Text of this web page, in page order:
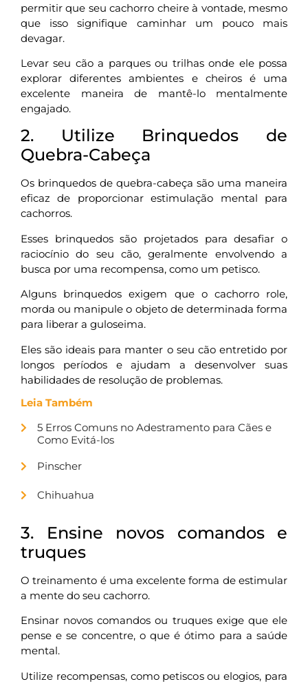
permitir que seu cachorro cheire à vontade, mesmo
que isso signifique caminhar um pouco mais
devagar.
Levar seu cão a parques ou trilhas onde ele possa
explorar diferentes ambientes e cheiros é uma
excelente maneira de mantê-lo mentalmente
engajado.
2. Utilize Brinquedos de
Quebra-Cabeça
Os brinquedos de quebra-cabeça são uma maneira
eficaz de proporcionar estimulação mental para
cachorros.
Esses brinquedos são projetados para desafiar o
raciocínio do seu cão, geralmente envolvendo a
busca por uma recompensa, como um petisco.
Alguns brinquedos exigem que o cachorro role,
morda ou manipule o objeto de determinada forma
para liberar a guloseima.
Eles são ideais para manter o seu cão entretido por
longos períodos e ajudam a desenvolver suas
habilidades de resolução de problemas.
Leia Também
5 Erros Comuns no Adestramento para Cães e
Como Evitá-los
Pinscher
Chihuahua
3. Ensine novos comandos e
truques
O treinamento é uma excelente forma de estimular
a mente do seu cachorro.
Ensinar novos comandos ou truques exige que ele
pense e se concentre, o que é ótimo para a saúde
mental.
Utilize recompensas, como petiscos ou elogios, para